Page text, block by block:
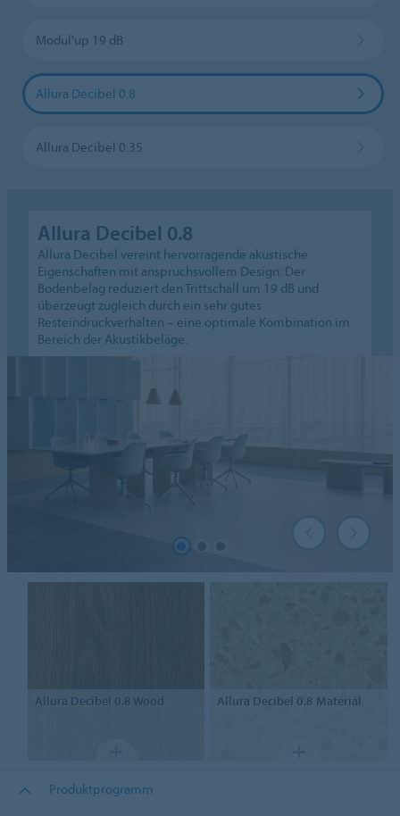
Modul'up 19 dB
Allura Decibel 0.8
Allura Decibel 0.35
Allura Decibel 0.8
Allura Decibel vereint hervorragende akustische
Eigenschaften mit anspruchsvollem Design: Der
Bodenbelag reduziert den Trittschall um 19 dB und
überzeugt zugleich durch ein sehr gutes
Resteindruckverhalten – eine optimale Kombination im
Bereich der Akustikbeläge.
Allura Decibel 0.8 Wood Allura Decibel 0.8 Material
Produktprogramm